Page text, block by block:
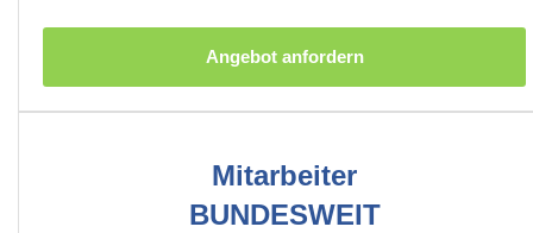
Angebot anfordern
Mitarbeiter
BUNDESWEIT